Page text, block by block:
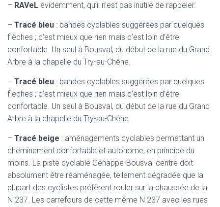
– RAVeL évidemment, qu’il n’est pas inutile de rappeler.
– Tracé bleu : bandes cyclables suggérées par quelques
flèches ; c’est mieux que rien mais c’est loin d’être
confortable. Un seul à Bousval, du début de la rue du Grand
Arbre à la chapelle du Try-au-Chêne.
– Tracé bleu : bandes cyclables suggérées par quelques
flèches ; c’est mieux que rien mais c’est loin d’être
confortable. Un seul à Bousval, du début de la rue du Grand
Arbre à la chapelle du Try-au-Chêne.
– Tracé beige : aménagements cyclables permettant un
cheminement confortable et autonome, en principe du
moins. La piste cyclable Genappe-Bousval centre doit
absolument être réaménagée, tellement dégradée que la
plupart des cyclistes préfèrent rouler sur la chaussée de la
N 237. Les carrefours de cette même N 237 avec les rues